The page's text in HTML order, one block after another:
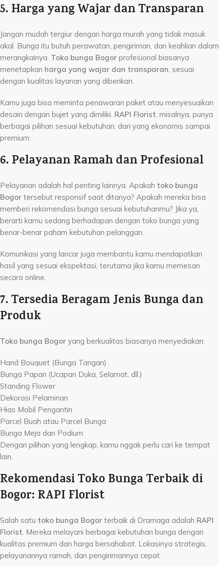
5. Harga yang Wajar dan Transparan
Jangan mudah tergiur dengan harga murah yang tidak masuk
akal. Bunga itu butuh perawatan, pengiriman, dan keahlian dalam
merangkainya. Toko bunga Bogor profesional biasanya
menetapkan harga yang wajar dan transparan, sesuai
dengan kualitas layanan yang diberikan.
Kamu juga bisa meminta penawaran paket atau menyesuaikan
desain dengan bujet yang dimiliki. RAPI Florist, misalnya, punya
berbagai pilihan sesuai kebutuhan, dari yang ekonomis sampai
premium.
6. Pelayanan Ramah dan Profesional
Pelayanan adalah hal penting lainnya. Apakah toko bunga
Bogor tersebut responsif saat ditanya? Apakah mereka bisa
memberi rekomendasi bunga sesuai kebutuhanmu? Jika ya,
berarti kamu sedang berhadapan dengan toko bunga yang
benar-benar paham kebutuhan pelanggan.
Komunikasi yang lancar juga membantu kamu mendapatkan
hasil yang sesuai ekspektasi, terutama jika kamu memesan
secara online.
7. Tersedia Beragam Jenis Bunga dan
Produk
Toko bunga Bogor yang berkualitas biasanya menyediakan:
Hand Bouquet (Bunga Tangan)
Bunga Papan (Ucapan Duka, Selamat, dll.)
Standing Flower
Dekorasi Pelaminan
Hias Mobil Pengantin
Parcel Buah atau Parcel Bunga
Bunga Meja dan Podium
Dengan pilihan yang lengkap, kamu nggak perlu cari ke tempat
lain.
Rekomendasi Toko Bunga Terbaik di
Bogor: RAPI Florist
Salah satu toko bunga Bogor terbaik di Dramaga adalah RAPI
Florist. Mereka melayani berbagai kebutuhan bunga dengan
kualitas premium dan harga bersahabat. Lokasinya strategis,
pelayanannya ramah, dan pengirimannya cepat.